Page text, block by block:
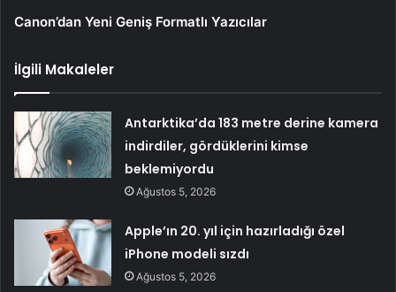
Canon’dan Yeni Geniş Formatlı Yazıcılar
İlgili Makaleler
Antarktika’da 183 metre derine kamera
indirdiler, gördüklerini kimse
beklemiyordu
Ağustos 5, 2026
Apple’ın 20. yıl için hazırladığı özel
iPhone modeli sızdı
Ağustos 5, 2026